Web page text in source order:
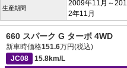
生産期間
2009年11月～201
2年11月
660 スパーク G ターボ 4WD
新車時価格151.6万円(税込)
JC08
15.8km/L